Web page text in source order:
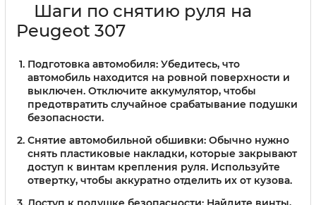
Шаги по снятию руля на
Peugeot 307
Подготовка автомобиля: Убедитесь, что
автомобиль находится на ровной поверхности и
выключен. Отключите аккумулятор, чтобы
предотвратить случайное срабатывание подушки
безопасности.
Снятие автомобильной обшивки: Обычно нужно
снять пластиковые накладки, которые закрывают
доступ к винтам крепления руля. Используйте
отвертку, чтобы аккуратно отделить их от кузова.